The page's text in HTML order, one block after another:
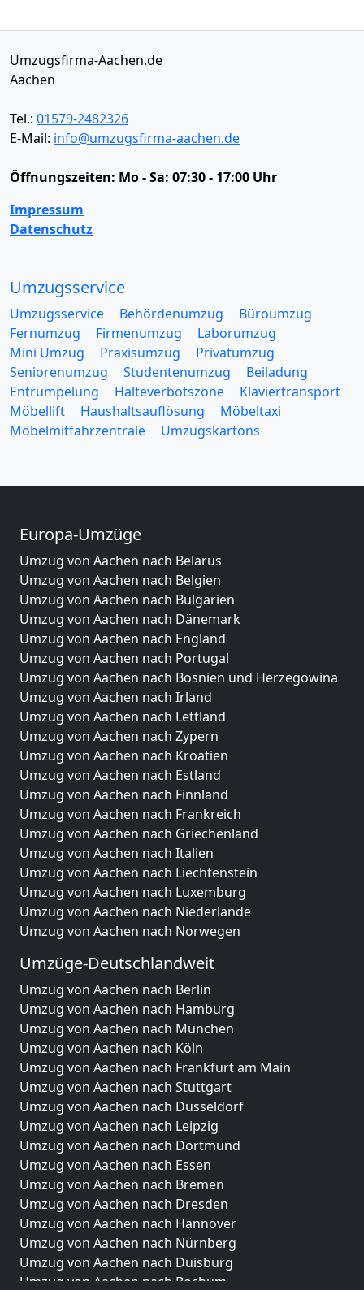
Umzugsfirma-Aachen.de
Aachen
Tel.: 01579-2482326
E-Mail: info@umzugsfirma-aachen.de
Öffnungszeiten: Mo - Sa: 07:30 - 17:00 Uhr
Impressum
Datenschutz
Umzugsservice
Umzugsservice Behördenumzug
Büroumzug
Fernumzug
Firmenumzug
Laborumzug
Mini Umzug
Praxisumzug
Privatumzug
Seniorenumzug
Studentenumzug
Beiladung
Entrümpelung
Halteverbotszone
Klaviertransport
Möbellift
Haushaltsauflösung
Möbeltaxi
Möbelmitfahrzentrale
Umzugskartons
Europa-Umzüge
Umzug von Aachen nach Belarus
Umzug von Aachen nach Belgien
Umzug von Aachen nach Bulgarien
Umzug von Aachen nach Dänemark
Umzug von Aachen nach England
Umzug von Aachen nach Portugal
Umzug von Aachen nach Bosnien und Herzegowina
Umzug von Aachen nach Irland
Umzug von Aachen nach Lettland
Umzug von Aachen nach Zypern
Umzug von Aachen nach Kroatien
Umzug von Aachen nach Estland
Umzug von Aachen nach Finnland
Umzug von Aachen nach Frankreich
Umzug von Aachen nach Griechenland
Umzug von Aachen nach Italien
Umzug von Aachen nach Liechtenstein
Umzug von Aachen nach Luxemburg
Umzug von Aachen nach Niederlande
Umzug von Aachen nach Norwegen
Umzüge-Deutschlandweit
Umzug von Aachen nach Berlin
Umzug von Aachen nach Hamburg
Umzug von Aachen nach München
Umzug von Aachen nach Köln
Umzug von Aachen nach Frankfurt am Main
Umzug von Aachen nach Stuttgart
Umzug von Aachen nach Düsseldorf
Umzug von Aachen nach Leipzig
Umzug von Aachen nach Dortmund
Umzug von Aachen nach Essen
Umzug von Aachen nach Bremen
Umzug von Aachen nach Dresden
Umzug von Aachen nach Hannover
Umzug von Aachen nach Nürnberg
Umzug von Aachen nach Duisburg
Umzug von Aachen nach Bochum